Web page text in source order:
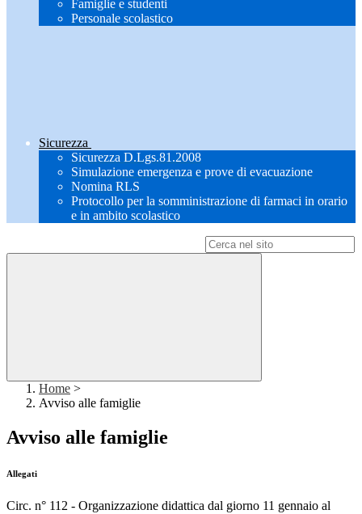
Famiglie e studenti
Personale scolastico
Sicurezza
Sicurezza D.Lgs.81.2008
Simulazione emergenza e prove di evacuazione
Nomina RLS
Protocollo per la somministrazione di farmaci in orario
e in ambito scolastico
Home >
Avviso alle famiglie
Avviso alle famiglie
Allegati
Circ. n° 112 - Organizzazione didattica dal giorno 11 gennaio al